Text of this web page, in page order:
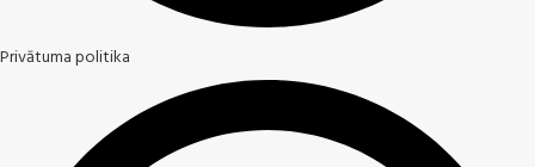
Privātuma politika